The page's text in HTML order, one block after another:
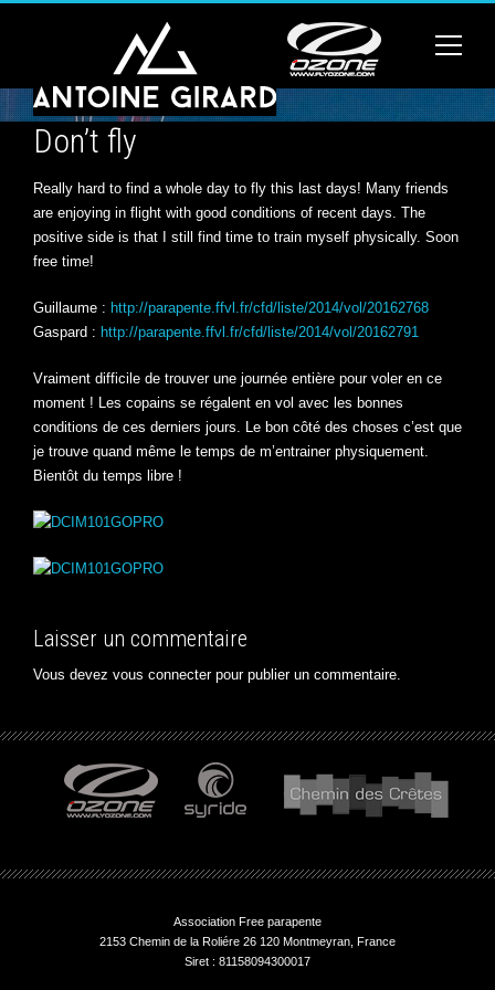
Don’t fly
Really hard to find a whole day to fly this last days! Many friends
are enjoying in flight with good conditions of recent days. The
positive side is that I still find time to train myself physically. Soon
free time!
Guillaume : http://parapente.ffvl.fr/cfd/liste/2014/vol/20162768
Gaspard : http://parapente.ffvl.fr/cfd/liste/2014/vol/20162791
Vraiment difficile de trouver une journée entière pour voler en ce
moment ! Les copains se régalent en vol avec les bonnes
conditions de ces derniers jours. Le bon côté des choses c’est que
je trouve quand même le temps de m’entrainer physiquement.
Bientôt du temps libre !
Laisser un commentaire
Vous devez vous connecterpour publier un commentaire.
Association Free parapente
2153 Chemin de la Roliére 26 120 Montmeyran, France
Siret : 81158094300017